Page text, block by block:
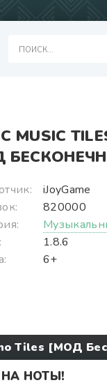
MUSIC
iJoyGame
820000
1.8.6
6+
Tiles [МОД
НОТЫ!